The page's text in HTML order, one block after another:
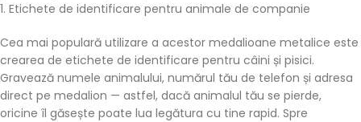
1. Etichete de identificare pentru animale de companie
Cea mai populară utilizare a acestor medalioane metalice este
crearea de etichete de identificare pentru câini și pisici.
Gravează numele animalului, numărul tău de telefon și adresa
direct pe medalion — astfel, dacă animalul tău se pierde,
oricine îl găsește poate lua legătura cu tine rapid. Spre